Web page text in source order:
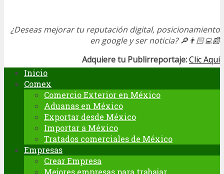
¿Deseas mejorar tu reputación digital, posicionamiento
en google y ser noticia?🔎👨🏻‍💻📰
Adquiere tu Publirreportaje:Clic Aquí
Inicio
Comex
Comercio Exterior en México
Aduanas en México
Exportar desde México
Importar a México
Tratados comerciales de México
Empresas
Crear Empresa
Mejores empresas para trabajar